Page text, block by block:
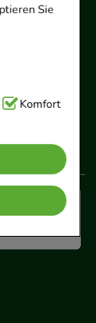
Sie
sich um
diese nicht
um das
gestalten,
des
es uns
Komfort